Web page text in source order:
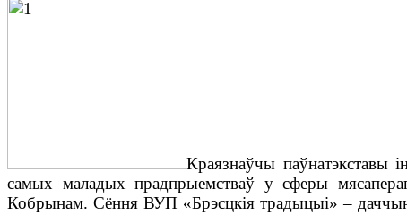
Краязнаўчы паўнатэкставы
самых маладых прадпрыемстваў у сферы
Кобрынам. Сёння ВУП «Брэсцкія традыцыі» –